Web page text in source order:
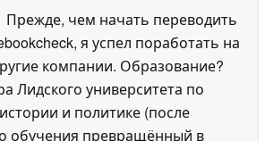
Прежде, чем начать переводить
я успел поработать на
компании. Образование?
Лидского университета по
и политике (после
обучения превращённый в